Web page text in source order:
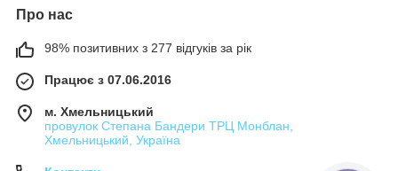
Про нас
98% позитивних з 277 відгуків за рік
Працює з 07.06.2016
м. Хмельницький
провулок Степана Бандери ТРЦ Монблан,
Хмельницький, Україна